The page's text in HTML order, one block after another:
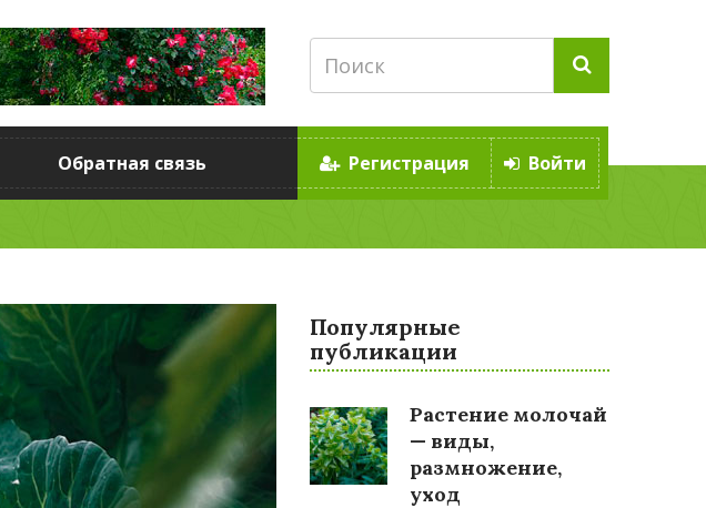
Обратная связь Регистрация Войти
Популярные
публикации
Растение молочай
— виды,
размножение,
уход